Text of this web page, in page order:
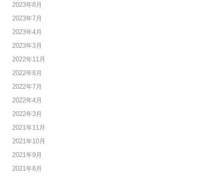
2023年8月
2023年7月
2023年4月
2023年3月
2022年11月
2022年8月
2022年7月
2022年4月
2022年3月
2021年11月
2021年10月
2021年9月
2021年8月